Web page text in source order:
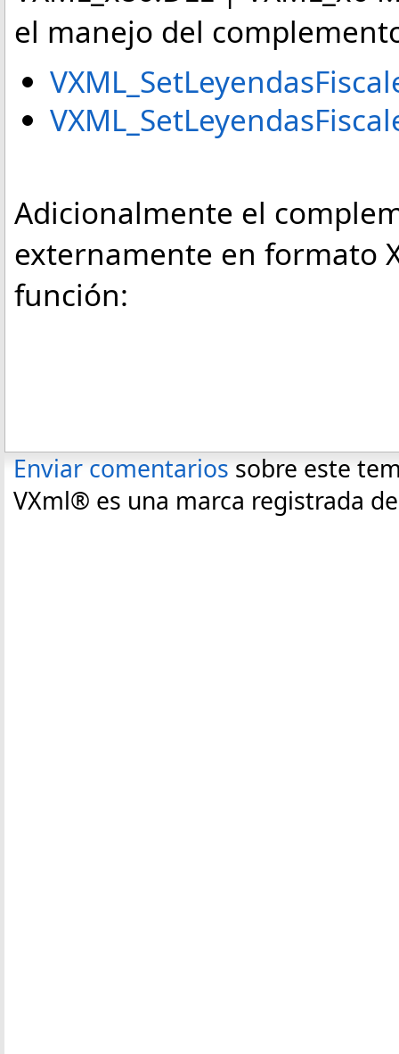
el manejo del
Adicionalmente el
externamente en formato
función:
Enviar comentarios sobre este
VXml® es una marca registrada